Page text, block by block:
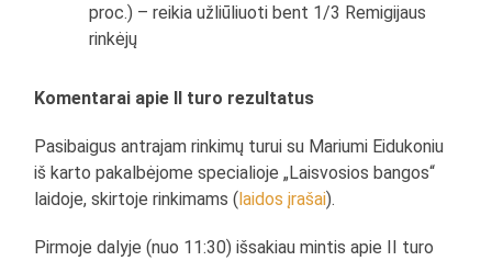
proc.) – reikia užliūliuoti bent 1/3 Remigijaus
rinkėjų
Komentarai apie II turo rezultatus
Pasibaigus antrajam rinkimų turui su Mariumi Eidukoniu
iš karto pakalbėjome specialioje „Laisvosios bangos“
laidoje, skirtoje rinkimams (laidos įrašai).
Pirmoje dalyje (nuo 11:30) išsakiau mintis apie II turo